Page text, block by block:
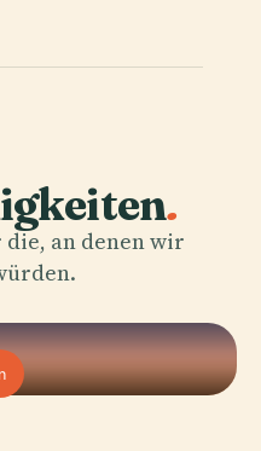
.
an denen wir